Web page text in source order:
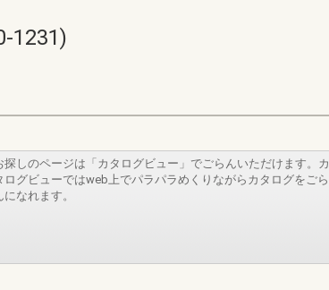
1231)
探しのページは「カタログビュー」でごらんいただけます。カ
ログビューではweb上でパラパラめくりながらカタログをごら
になれます。